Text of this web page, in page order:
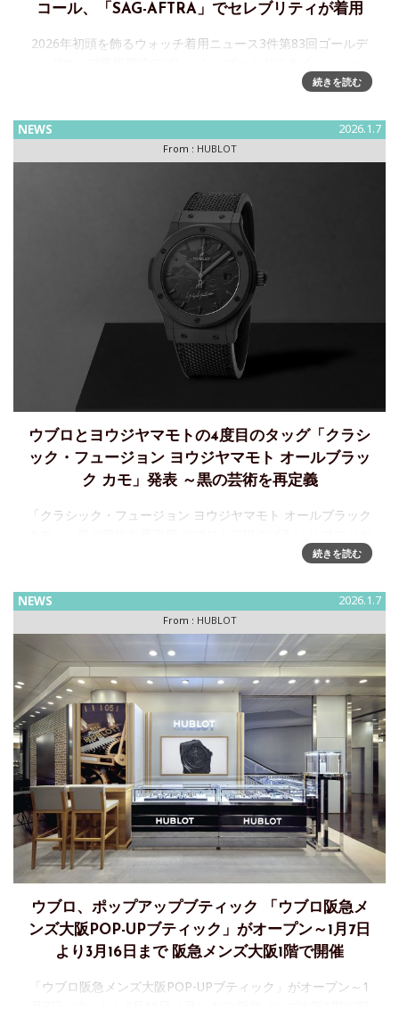
コール、「SAG-AFTRA」でセレブリティが着用
2026年初頭を飾るウォッチ着用ニュース3件第83回ゴールデ
ー・アルウィン、マシュー・リスがウブロで登場。またクリ
ーリーは「S
続きを読む
NEWS 2026.1.7
From : HUBLOT
ウブロとヨウジヤマモトの4度目のタッグ「クラシ
ック・フュージョン ヨウジヤマモト オールブラッ
ク カモ」発表 ～黒の芸術を再定義
「クラシック・フュージョン ヨウジヤマモト オールブラック
マモトは、再びタッグを組み、黒の芸術を再定義します。
者は
続きを読む
NEWS 2026.1.7
From : HUBLOT
ウブロ、ポップアップブティック 「ウブロ阪急メ
ンズ大阪POP-UPブティック」がオープン～1月7日
より3月16日まで 阪急メンズ大阪1階で開催
「ウブロ阪急メンズ大阪POP-UPブティック」がオープン～1